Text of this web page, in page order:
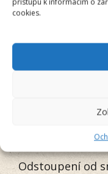
cookies.
Reklamační řád
Odstoupení od